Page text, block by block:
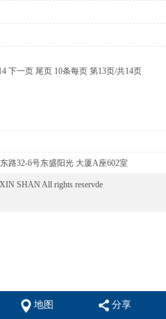
下一页 尾页 10条每页 第13页/共14页
路32-6号东盛阳光 大厦A座602室
SHAN All rights reservde
地图 分享